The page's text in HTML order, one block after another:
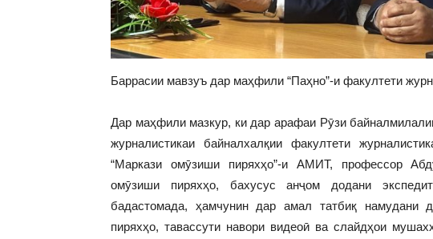
Баррасии мавзуъ дар маҳфили “Паҳно”-и факултети
Дар маҳфили мазкур, ки дар арафаи Рӯзи
журналистикаи байналхалқии факултети
“Маркази омӯзиши пиряхҳо”-и АМИТ, профессор
омӯзиши пиряхҳо, бахусус анҷом додани
бадастомада, ҳамчунин дар амал татбиқ намудани
пиряхҳо, тавассути навори видеоӣ ва слайдҳои